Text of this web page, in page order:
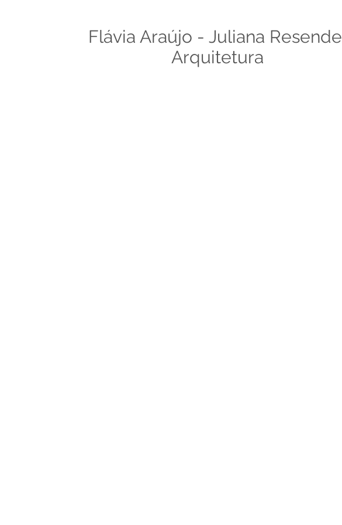
Flávia Araújo - Juliana Resende
Arquitetura